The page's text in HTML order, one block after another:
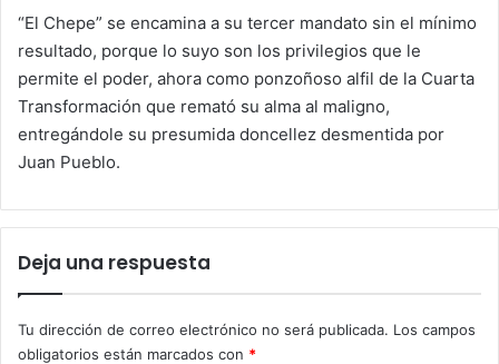
“El Chepe” se encamina a su tercer mandato sin el mínimo
resultado, porque lo suyo son los privilegios que le
permite el poder, ahora como ponzoñoso alfil de la Cuarta
Transformación que remató su alma al maligno,
entregándole su presumida doncellez desmentida por
Juan Pueblo.
Deja una respuesta
Tu dirección de correo electrónico no será publicada. Los campos
obligatorios están marcados con *